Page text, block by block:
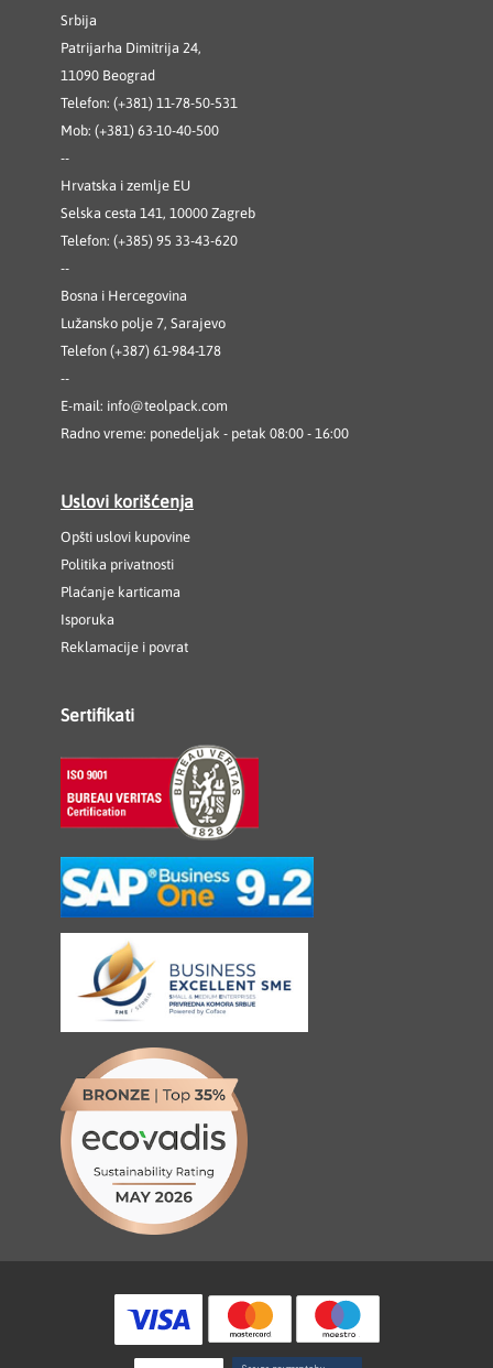
Srbija
Patrijarha Dimitrija 24,
11090 Beograd
Telefon: (+381) 11-78-50-531
Mob: (+381) 63-10-40-500
--
Hrvatska i zemlje EU
Selska cesta 141, 10000 Zagreb
Telefon: (+385) 95 33-43-620
--
Bosna i Hercegovina
Lužansko polje 7, Sarajevo
Telefon (+387) 61-984-178
--
E-mail: info@teolpack.com
Radno vreme: ponedeljak - petak 08:00 - 16:00
Uslovi korišćenja
Opšti uslovi kupovine
Politika privatnosti
Plaćanje karticama
Isporuka
Reklamacije i povrat
Sertifikati